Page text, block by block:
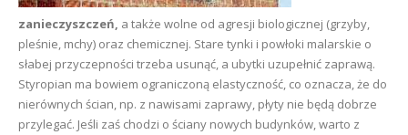
zanieczyszczeń, a także wolne od agresji biologicznej (grzyby,
pleśnie, mchy) oraz chemicznej. Stare tynki i powłoki malarskie o
słabej przyczepności trzeba usunąć, a ubytki uzupełnić zaprawą.
Styropian ma bowiem ograniczoną elastyczność, co oznacza, że do
nierównych ścian, np. z nawisami zaprawy, płyty nie będą dobrze
przylegać. Jeśli zaś chodzi o ściany nowych budynków, warto z